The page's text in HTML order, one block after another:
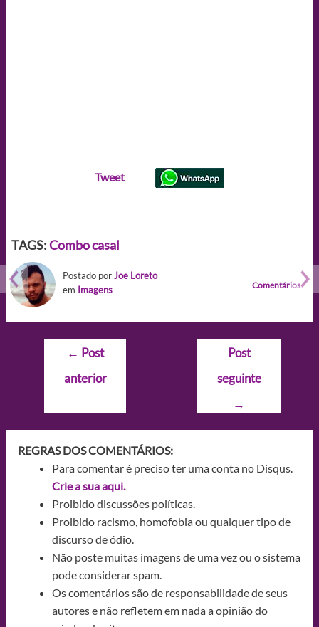
Tweet
TAGS:Combo casal
Postado porJoe Loreto
em Imagens Comentários
Navegação
Post
← Post
anterior
Post
seguinte
→
REGRAS DOS COMENTÁRIOS:
Para comentar é preciso ter uma conta no Disqus.
Crie a sua aqui.
Proibido discussões políticas.
Proibido racismo, homofobia ou qualquer tipo de
discurso de ódio.
Não poste muitas imagens de uma vez ou o sistema
pode considerar spam.
Os comentários são de responsabilidade de seus
autores e não refletem em nada a opinião do